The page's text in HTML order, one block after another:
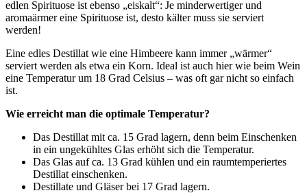
edlen Spirituose ist ebenso „eiskalt“: Je minderwertiger und
aromaärmer eine Spirituose ist, desto kälter muss sie serviert
werden!
Eine edles Destillat wie eine Himbeere kann immer „wärmer“
serviert werden als etwa ein Korn. Ideal ist auch hier wie beim Wein
eine Temperatur um 18 Grad Celsius – was oft gar nicht so einfach
ist.
Wie erreicht man die optimale Temperatur?
Das Destillat mit ca. 15 Grad lagern, denn beim Einschenken
in ein ungekühltes Glas erhöht sich die Temperatur.
Das Glas auf ca. 13 Grad kühlen und ein raumtemperiertes
Destillat einschenken.
Destillate und Gläser bei 17 Grad lagern.